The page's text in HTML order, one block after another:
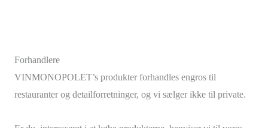
Forhandlere
VINMONOPOLET’s produkter forhandles engros til
restauranter og detailforretninger, og vi sælger ikke til private.